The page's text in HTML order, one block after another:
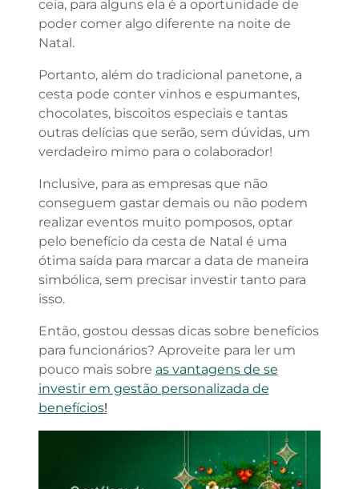
ceia, para alguns ela é a oportunidade de
poder comer algo diferente na noite de
Natal.
Portanto, além do tradicional panetone, a
cesta pode conter vinhos e espumantes,
chocolates, biscoitos especiais e tantas
outras delícias que serão, sem dúvidas, um
verdadeiro mimo para o colaborador!
Inclusive, para as empresas que não
conseguem gastar demais ou não podem
realizar eventos muito pomposos, optar
pelo benefício da cesta de Natal é uma
ótima saída para marcar a data de maneira
simbólica, sem precisar investir tanto para
isso.
Então, gostou dessas dicas sobre benefícios
para funcionários? Aproveite para ler um
pouco mais sobre as vantagens de se
investir em gestão personalizada de
benefícios!